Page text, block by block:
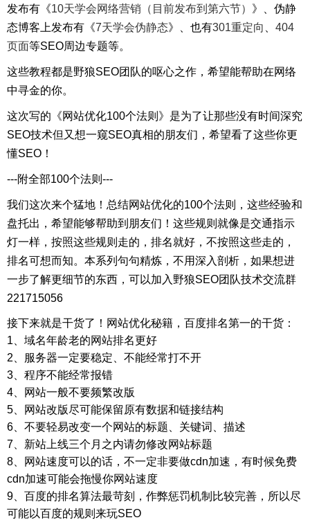
发布有《10天学会网络营销（目前发布到第六节） 》、伪静
态博客上发布有《7天学会伪静态》、也有301重定向
404
页面等SEO周边专题等。
这些教程都是野狼SEO团队的呕心之作，希望能帮助在网络
中寻金的你。
这次写的《网站优化100个法则》是为了让那些没有时间深究
SEO技术但又想一窥SEO真相的朋友们，希望看了这些你更
懂SEO！
---附全部100个法则---
我们这次来个猛地！总结网站优化的100个法则，这些经验和
盘托出，希望能够帮助到朋友们！这些规则就像是交通指示
灯一样，按照这些规则走的，排名就好，不按照这些走的，
排名可想而知。本系列句句精炼，不用深入剖析，如果想进
一步了解更细节的东西，可以加入野狼SEO团队技术交流群
221715056
接下来就是干货了！网站优化秘籍，百度排名第一的干货：
1、域名年龄老的网站排名更好
2、服务器一定要稳定、不能经常打不开
3、程序不能经常报错
4、网站一般不要频繁改版
5、网站改版尽可能保留原有数据和链接结构
6、不要轻易改变一个网站的标题、关键词、描述
7、新站上线三个月之内请勿修改网站标题
8、网站速度可以的话，不一定非要做cdn加速，有时候免费
cdn加速可能会拖慢你网站速度
9、百度的排名算法最苛刻，作弊惩罚机制比较完善，所以尽
可能以百度的规则来玩SEO